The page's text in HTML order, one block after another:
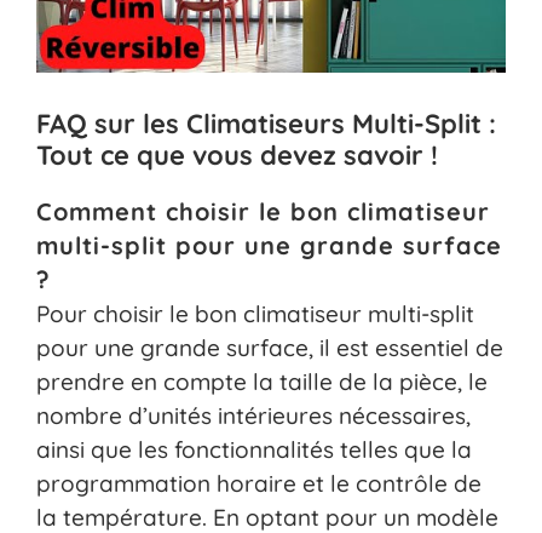
FAQ sur les Climatiseurs Multi-Split :
Tout ce que vous devez savoir !
Comment choisir le bon climatiseur
multi-split pour une grande surface
?
Pour choisir le bon climatiseur multi-split
pour une grande surface, il est essentiel de
prendre en compte la taille de la pièce, le
nombre d’unités intérieures nécessaires,
ainsi que les fonctionnalités telles que la
programmation horaire et le contrôle de
la température. En optant pour un modèle